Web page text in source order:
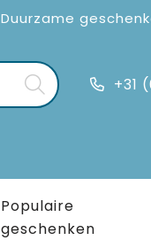
Duurzame
+31
Populaire
geschenken